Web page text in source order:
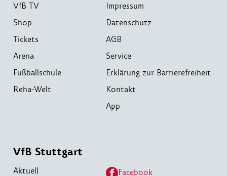
VfB TV
Shop
Tickets
Arena
Fußballschule
Reha-Welt
Impressum
Datenschutz
AGB
Service
Erklärung zur Barrierefreiheit
Kontakt
App
VfB Stuttgart
Aktuell Facebook